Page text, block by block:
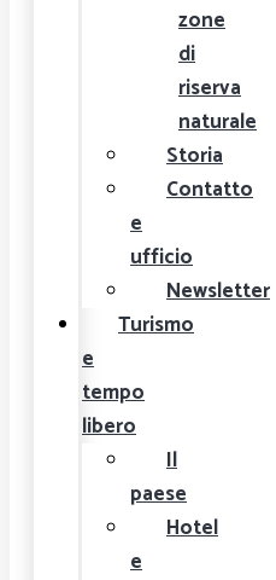
zone
di
riserva
naturale
Storia
Contatto
e
ufficio
Newsletter
Turismo
e
tempo
libero
Il
paese
Hotel
e